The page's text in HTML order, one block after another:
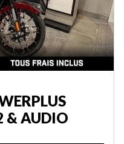
& AUDIO